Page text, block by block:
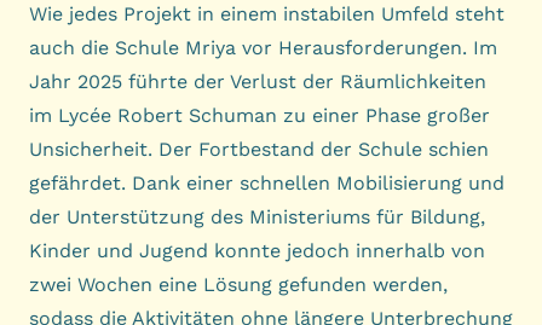
Wie jedes Projekt in einem instabilen Umfeld steht
auch die Schule Mriya vor Herausforderungen. Im
Jahr 2025 führte der Verlust der Räumlichkeiten
im Lycée Robert Schuman zu einer Phase großer
Unsicherheit. Der Fortbestand der Schule schien
gefährdet. Dank einer schnellen Mobilisierung und
der Unterstützung des Ministeriums für Bildung,
Kinder und Jugend konnte jedoch innerhalb von
zwei Wochen eine Lösung gefunden werden,
sodass die Aktivitäten ohne längere Unterbrechung